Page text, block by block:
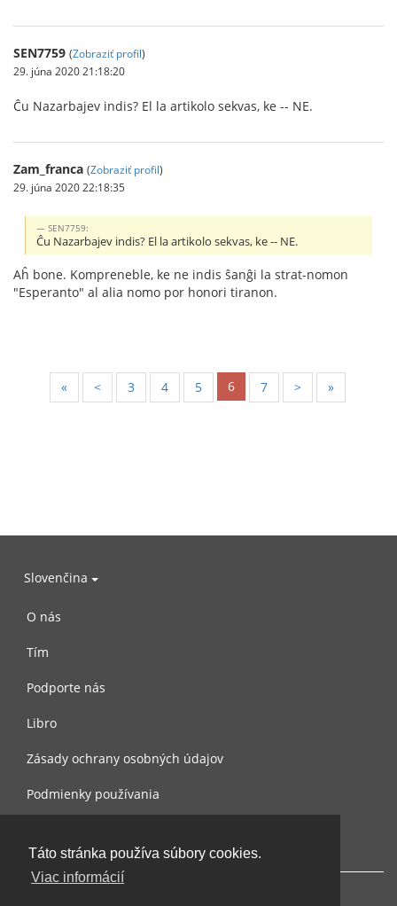
Táto stránka používa súbory cookies.
Viac informácií
SEN7759 (Zobraziť profil)
29. júna 2020 21:18:20
Ĉu Nazarbajev indis? El la artikolo sekvas, ke -- NE.
Zam_franca (Zobraziť profil)
29. júna 2020 22:18:35
SEN7759:
Ĉu Nazarbajev indis? El la artikolo sekvas, ke -- NE.
Aĥ bone. Kompreneble, ke ne indis ŝanĝi la strat-nomon
"Esperanto" al alia nomo por honori tiranon.
« < 3 4 5 6 7 > »
Slovenčina
O nás
Tím
Podporte nás
Libro
Zásady ochrany osobných údajov
Podmienky používania